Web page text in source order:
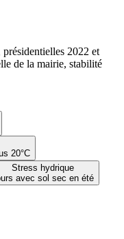
20°C
Stress hydrique
avec sol sec en été
2022 et
de la mairie, stabilité